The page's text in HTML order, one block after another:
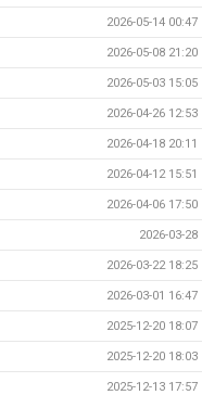
2026-05-14 00:47
2026-05-08 21:20
2026-05-03 15:05
2026-04-26 12:53
2026-04-18 20:11
2026-04-12 15:51
2026-04-06 17:50
2026-03-28
2026-03-22 18:25
2026-03-01 16:47
2025-12-20 18:07
2025-12-20 18:03
2025-12-13 17:57